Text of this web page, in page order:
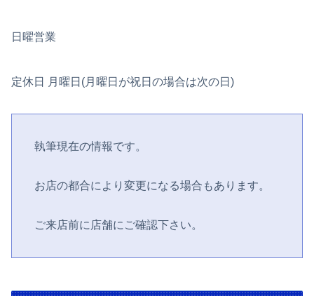
日曜営業
定休日 月曜日(月曜日が祝日の場合は次の日)
執筆現在の情報です。
お店の都合により変更になる場合もあります。
ご来店前に店舗にご確認下さい。